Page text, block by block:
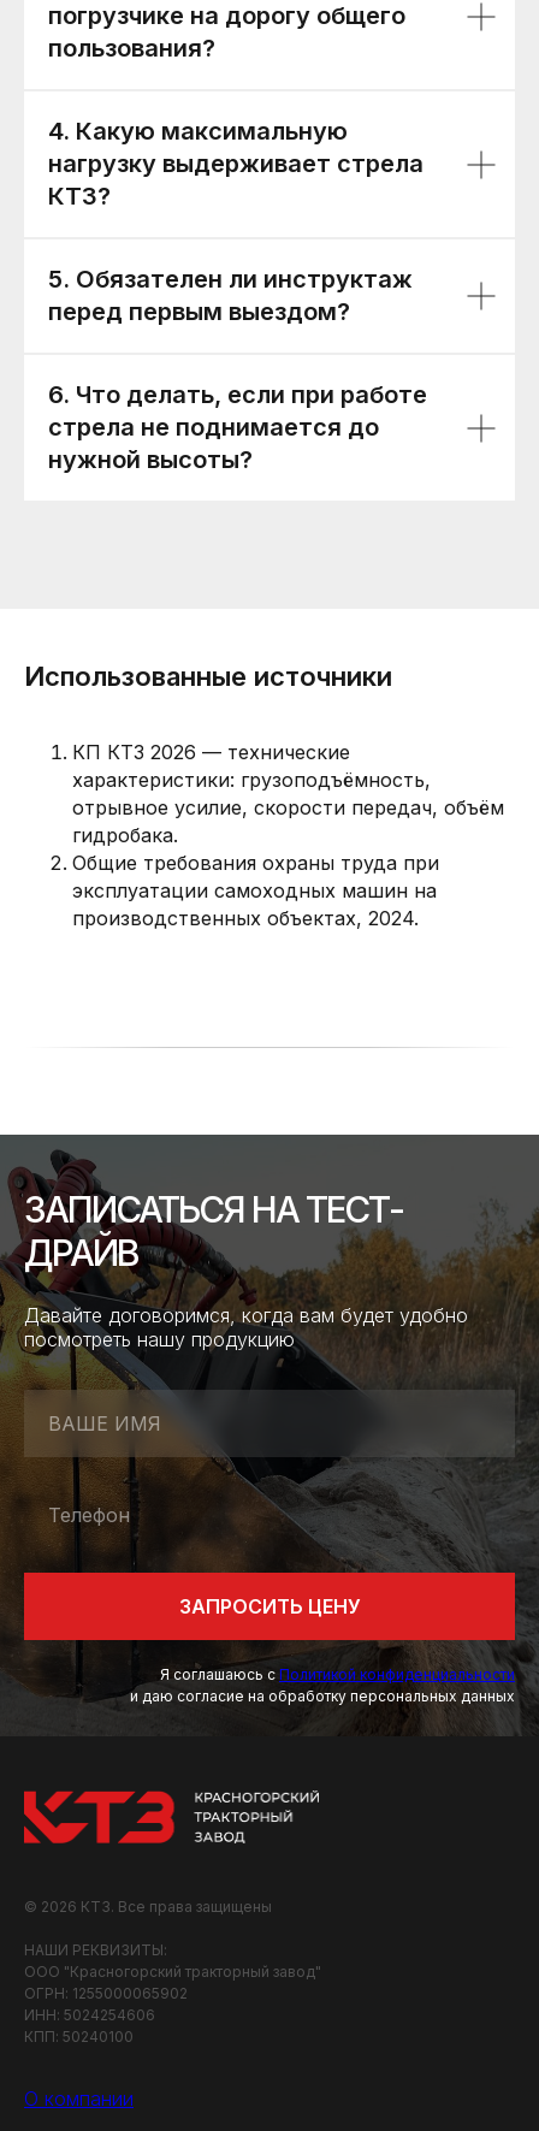
погрузчике на дорогу общего
пользования?
4. Какую максимальную
нагрузку выдерживает стрела
КТЗ?
5. Обязателен ли инструктаж
перед первым выездом?
6. Что делать, если при работе
стрела не поднимается до
нужной высоты?
Использованные источники
КП КТЗ 2026 — технические
характеристики: грузоподъёмность,
отрывное усилие, скорости передач, объём
гидробака.
Общие требования охраны труда при
эксплуатации самоходных машин на
производственных объектах, 2024.
ЗАПИСАТЬСЯ НА ТЕСТ-
ДРАЙВ
Давайте договоримся, когда вам будет удобно
посмотреть нашу продукцию
ВАШЕ ИМЯ
Телефон
ЗАПРОСИТЬ ЦЕНУ
Я соглашаюсь с Политикой конфиденциальности
и даю согласие на обработку персональных данных
© 2026 КТЗ. Все права защищены
НАШИ РЕКВИЗИТЫ:
ООО "Красногорский тракторный завод"
ОГРН: 1255000065902
ИНН: 5024254606
КПП: 50240100
О компании